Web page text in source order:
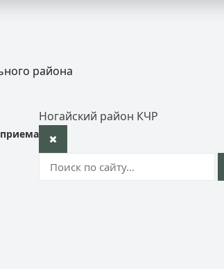
района
Ногайский район КЧР